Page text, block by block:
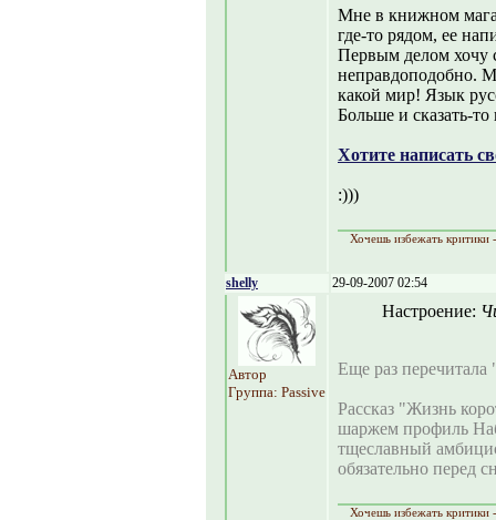
Мне в книжном
где-то рядом, ее
Первым делом хочу
неправдоподобно.
какой мир! Язык
Больше и сказать-то
Хотите написать
:)))
Хочешь избежать критики
shelly 29-09-2007 02:54
Автор
Группа: Passive
Настроение:
Еще раз
Рассказ "Жизнь
шаржем профиль
тщеславный
обязательно перед
Хочешь избежать критики